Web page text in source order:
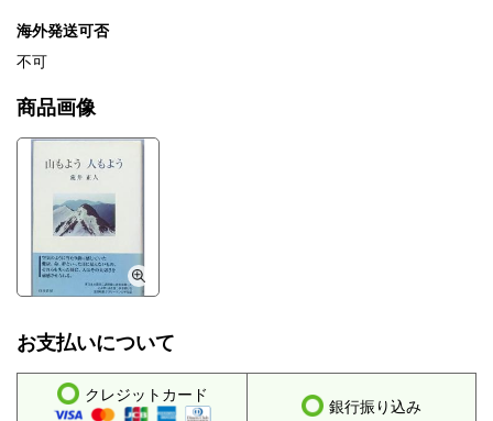
海外発送可否
不可
商品画像
お支払いについて
クレジットカード
銀行振り込み